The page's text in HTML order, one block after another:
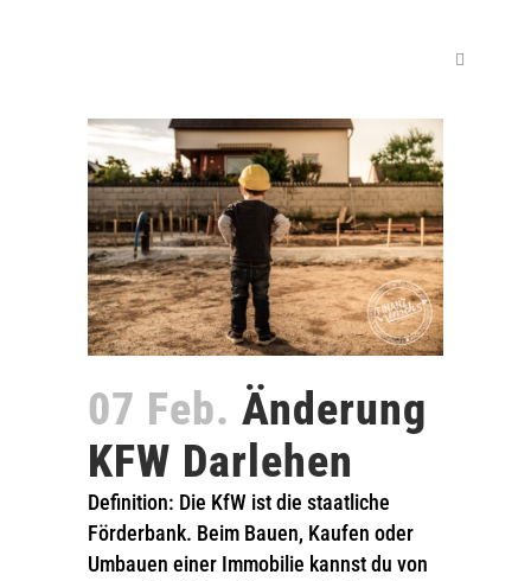
07 Feb. Änderung
KFW Darlehen
Definition: Die KfW ist die staatliche
Förderbank. Beim Bauen, Kaufen oder
Umbauen einer Immobilie kannst du von